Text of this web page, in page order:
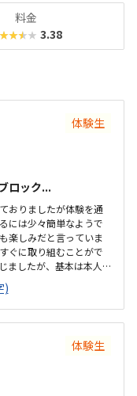
料金
3.38
体験生
ロック...
おりましたが体験を通
には少々簡単なようで
楽しみだと言っていま
ぐに取り組むことがで
ましたが、基本は本人
、駅ちかでなくても車
、作業スペースが子供
めて1か月3回 もしく
ラミング教室は週1回の
かと思います。
)
体験生